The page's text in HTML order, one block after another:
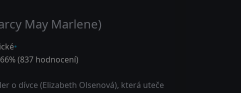
May Marlene)
66% (837 hodnocení)
o dívce (Elizabeth Olsenová), která uteče